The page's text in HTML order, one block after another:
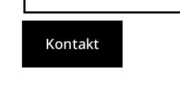
Kontakt